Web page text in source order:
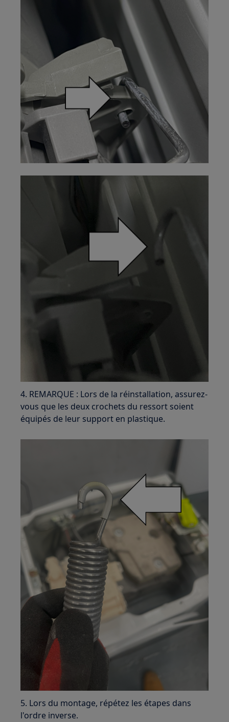
4. REMARQUE : Lors de la réinstallation, assurez-
vous que les deux crochets du ressort soient
équipés de leur support en plastique.
5. Lors du montage, répétez les étapes dans
l'ordre inverse.